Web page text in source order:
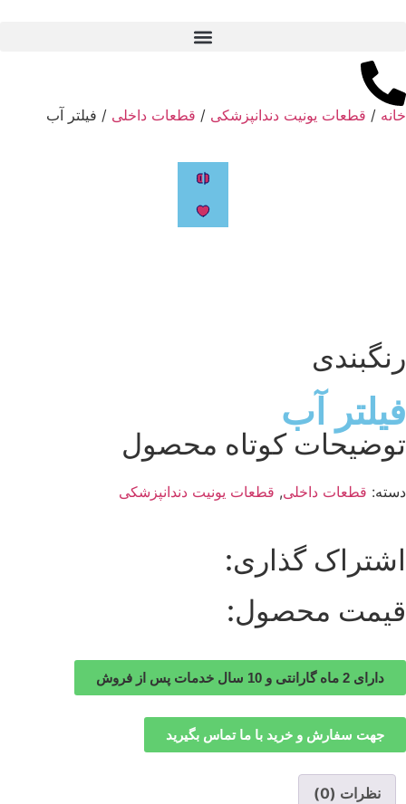
خانه / قطعات یونیت دندانپزشکی / قطعات داخلی / فیلتر آب
رنگبندی
فیلتر آب
توضیحات کوتاه محصول
دسته: قطعات داخلی, قطعات یونیت دندانپزشکی
اشتراک گذاری:
قیمت محصول:
دارای 2 ماه گارانتی و 10 سال خدمات پس از فروش
جهت سفارش و خرید با ما تماس بگیرید
نظرات (0)